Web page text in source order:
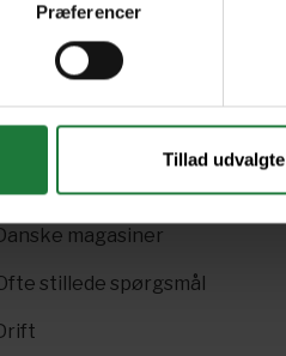
Præferencer
Tillad udvalgte
Nyt i Pling
Pling Kombi
magasiner
stillede spørgsmål